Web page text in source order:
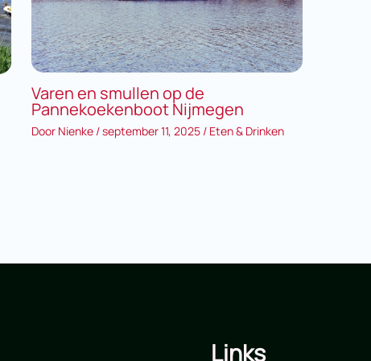
Varen en smullen op de
Pannekoekenboot Nijmegen
Door Nienke /september 11, 2025 / Eten & Drinken
Links